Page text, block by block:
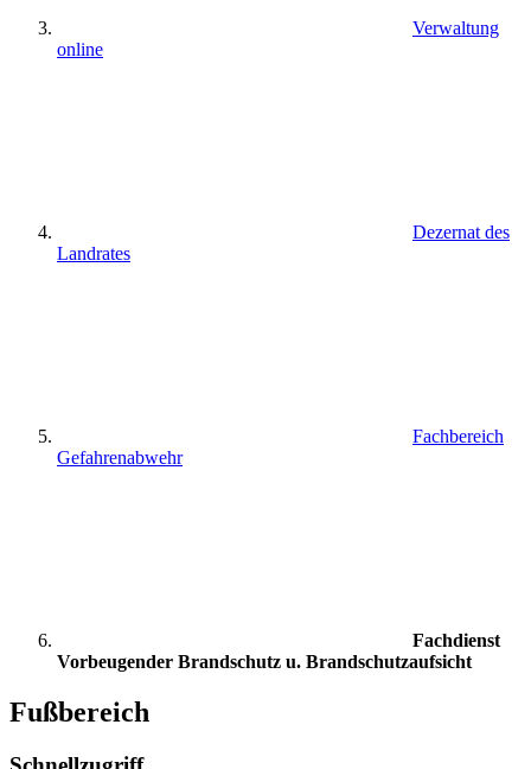
Verwaltung
online
Dezernat des
Landrates
Fachbereich
Gefahrenabwehr
Fachdienst
Vorbeugender Brandschutz u. Brandschutzaufsicht
Fußbereich